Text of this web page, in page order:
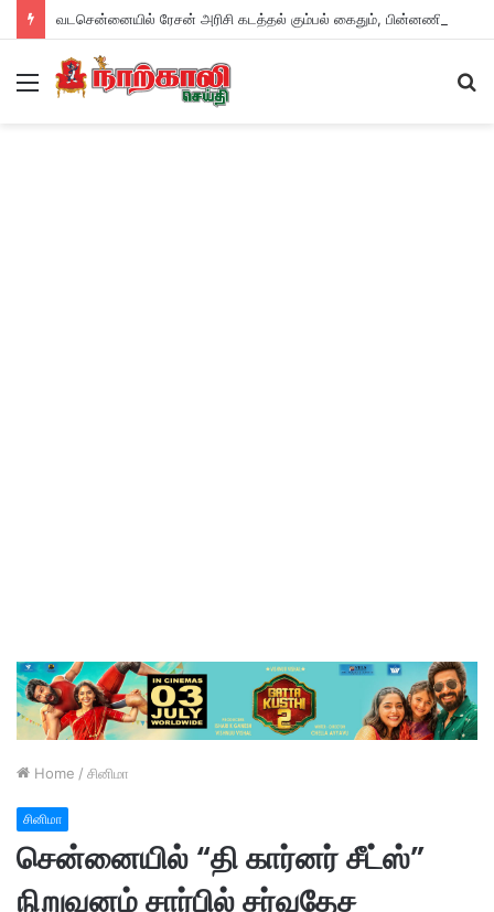
Menu
Home / சினிமா
சினிமா
சென்னையில் “தி கார்னர் சீட்ஸ்”
நிறுவனம் சார்பில் சர்வதேச